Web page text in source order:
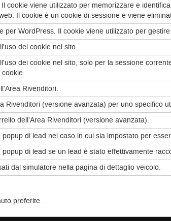
cookie viene utilizzato per memorizzare e
Il cookie è un cookie di sessione e viene
per WordPress. Il cookie viene utilizzato per
dei cookie nel sito.
dei cookie nel sito, solo per la sessione
Rivenditori.
Rivenditori (versione avanzata) per uno specifico
dell'Area Rivenditori (versione avanzata).
di lead nel caso in cui sia impostato per
di lead se un lead è stato effettivamente
dal simulatore nella pagina di dettaglio veicolo.
preferite.